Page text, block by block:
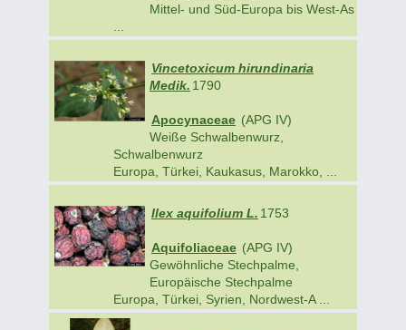
Mittel- und Süd-Europa bis West-As
Vincetoxicum hirundinaria
Medik. 1790
Apocynaceae (APG IV)
Weiße Schwalbenwurz,
Schwalbenwurz
Europa, Türkei, Kaukasus, Marokko, ...
Ilex aquifolium L. 1753
Aquifoliaceae (APG IV)
Gewöhnliche Stechpalme,
Europäische Stechpalme
Europa, Türkei, Syrien, Nordwest-A ...